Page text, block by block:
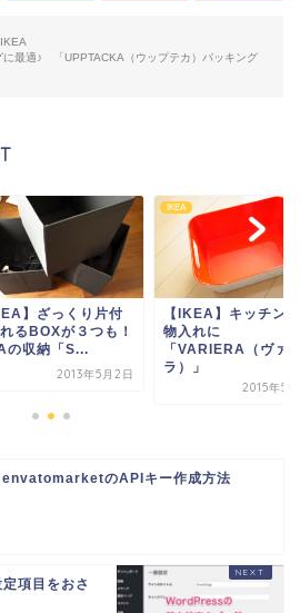
IKEA
に最適♪ 「UPPTACKA（ウップテカ）パッキング
】キッチンの小
に
（ヴァリエ
IKEA
【IKEA】安くてか
いい、そして便利
IKEAの収納「
envatomarketのAPIキー作成方法
項目をおさ